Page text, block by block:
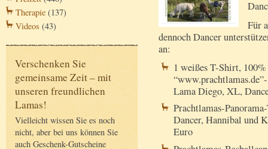
Therapie (137)
Videos (43)
Verschenken Sie
gemeinsame Zeit – mit
unseren freundlichen
Lamas!
Vielleicht wissen Sie es noch
nicht, aber bei uns können Sie
auch Geschenk-Gutscheine
Für
dennoch Dancer
an:
1 weißes T-Shirt,
Lama Diego, XL,
Prachtlamas-
Dancer, Hannibal und
Euro